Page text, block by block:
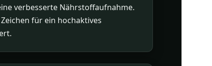
verbesserte Nährstoffaufnahme.
für ein hochaktives